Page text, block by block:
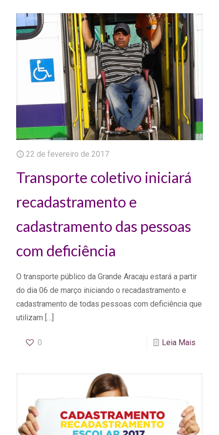
22 de fevereiro de 2017
Transporte coletivo iniciará
recadastramento e
cadastramento das pessoas
com deficiência
O transporte público da Grande Aracaju estará a partir
do dia 06 de março iniciando o recadastramento e
cadastramento de todas pessoas com deficiência que
utilizam […]
0 Leia Mais